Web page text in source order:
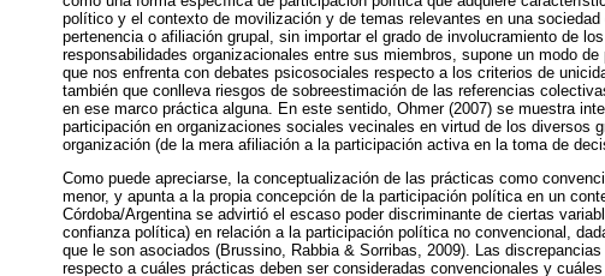
político y el contexto de movilización y de temas relevantes en una
pertenencia o afiliación grupal, sin importar el grado de involucramiento de
responsabilidades organizacionales entre sus miembros, supone un modo
que nos enfrenta con debates psicosociales respecto a los criterios de
también que conlleva riesgos de sobreestimación de las referencias
en ese marco práctica alguna. En este sentido, Ohmer (2007) se muestra
participación en organizaciones sociales vecinales en virtud de los diversos
organización (de la mera afiliación a la participación activa en la toma de
Como puede apreciarse, la conceptualización de las prácticas como
menor, y apunta a la propia concepción de la participación política en un
Córdoba/Argentina se advirtió el escaso poder discriminante de ciertas
confianza política) en relación a la participación política no convencional,
que le son asociados (Brussino, Rabbia & Sorribas, 2009). Las
respecto a cuáles prácticas deben ser consideradas convencionales y